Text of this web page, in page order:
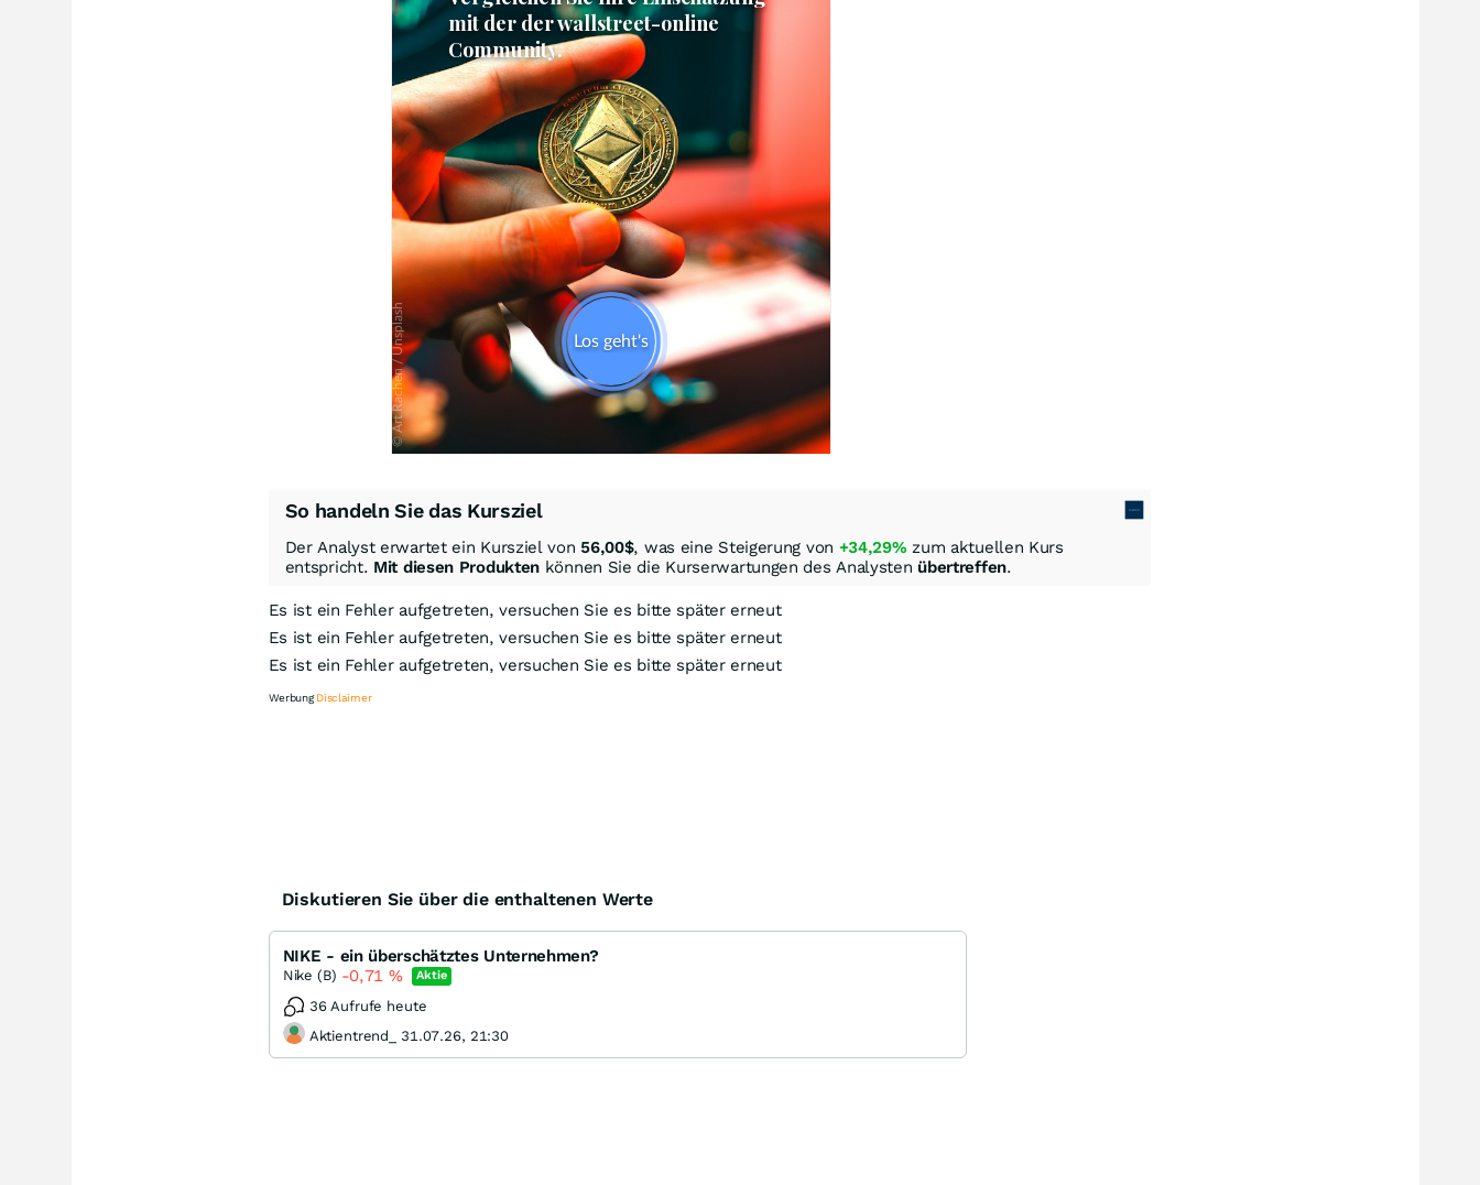
So handeln Sie das Kursziel
Der Analyst erwartet ein Kursziel von 56,00$, was eine Steigerung von +34,29% zum aktuellen Kurs
entspricht. Mit diesen Produkten können Sie die Kurserwartungen des Analysten übertreffen.
Es ist ein Fehler aufgetreten, versuchen Sie es bitte später erneut
Es ist ein Fehler aufgetreten, versuchen Sie es bitte später erneut
Es ist ein Fehler aufgetreten, versuchen Sie es bitte später erneut
WerbungDisclaimer
Diskutieren Sie über die enthaltenen Werte
NIKE - ein überschätztes Unternehmen?
Nike (B) -0,71 % Aktie
36 Aufrufe heute
Aktientrend_ 31.07.26, 21:30